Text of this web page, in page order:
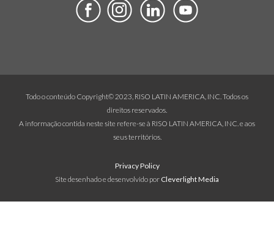
Todo o conteúdo Copyright© 2023, RISO LATIN AMERICA, INC. Todos os
direitos reservados.
A informação contida neste site refere-se à RISO LATIN AMERICA, INC. e aos
seus territórios.
Privacy Policy
Site desenhado e desenvolvido por Cleverlight Media